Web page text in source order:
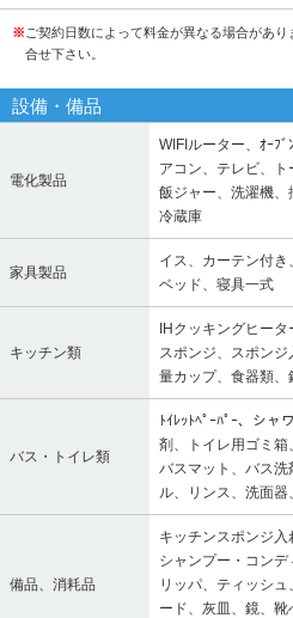
※ ご契約日数によって料金が異なる場合があ
合せ下さい。
設備・備品
電化製品
WIFIルーター、ｵｰﾌ
アコン、テレビ、
飯ジャー、洗濯機、
冷蔵庫
家具製品
イス、カーテン付き
ベッド、寝具一式
キッチン類
IHクッキングヒー
スポンジ、スポン
量カップ、食器類
バス・トイレ類
ﾄｲﾚｯﾄﾍﾟｰﾊﾟｰ、シ
剤、トイレ用ゴミ箱
バスマット、バス
ル、リンス、洗面器
備品、消耗品
キッチンスポンジ入
シャンプー・コン
リッパ、ティッシ
ード、灰皿、鏡、